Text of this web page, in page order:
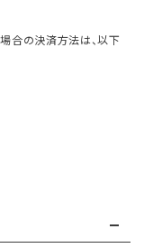
合の決済方法は、以下